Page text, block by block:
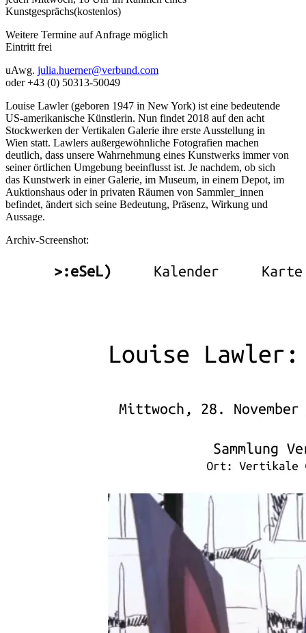
Kunstgesprächs(kostenlos)
Weitere Termine auf Anfrage möglich
Eintritt frei
uAwg. julia.huerner@verbund.com
oder +43 (0) 50313-50049
Louise Lawler (geboren 1947 in New York) ist eine bedeutende
US-amerikanische Künstlerin. Nun findet 2018 auf den acht
Stockwerken der Vertikalen Galerie ihre erste Ausstellung in
Wien statt. Lawlers außergewöhnliche Fotografien machen
deutlich, dass unsere Wahrnehmung eines Kunstwerks immer von
seiner örtlichen Umgebung beeinflusst ist. Je nachdem, ob sich
das Kunstwerk in einer Galerie, im Museum, in einem Depot, im
Auktionshaus oder in privaten Räumen von Sammler_innen
befindet, ändert sich seine Bedeutung, Präsenz, Wirkung und
Aussage.
Archiv-Screenshot: